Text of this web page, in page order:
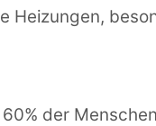
Heizungen,
der